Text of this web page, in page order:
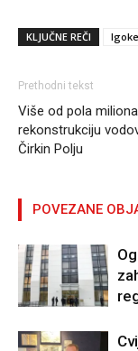
KLJUČNE REČI
Prethodni tekst
Više od pola
rekonstrukciju
Čirkin Polju
POVEZANE